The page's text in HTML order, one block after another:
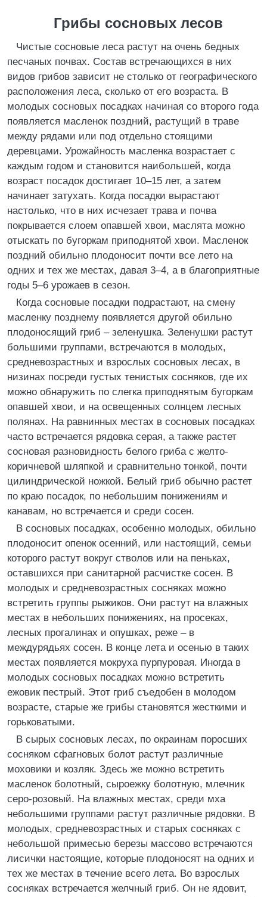
Грибы сосновых лесов
Чистые сосновые леса растут на очень бедных
песчаных почвах. Состав встречающихся в них
видов грибов зависит не столько от географического
расположения леса, сколько от его возраста. В
молодых сосновых посадках начиная со второго года
появляется масленок поздний, растущий в траве
между рядами или под отдельно стоящими
деревцами. Урожайность масленка возрастает с
каждым годом и становится наибольшей, когда
возраст посадок достигает 10–15 лет, а затем
начинает затухать. Когда посадки вырастают
настолько, что в них исчезает трава и почва
покрывается слоем опавшей хвои, маслята можно
отыскать по бугоркам приподнятой хвои. Масленок
поздний обильно плодоносит почти все лето на
одних и тех же местах, давая 3–4, а в благоприятные
годы 5–6 урожаев в сезон.
Когда сосновые посадки подрастают, на смену
масленку позднему появляется другой обильно
плодоносящий гриб – зеленушка. Зеленушки растут
большими группами, встречаются в молодых,
средневозрастных и взрослых сосновых лесах, в
низинах посреди густых тенистых сосняков, где их
можно обнаружить по слегка приподнятым бугоркам
опавшей хвои, и на освещенных солнцем лесных
полянах. На равнинных местах в сосновых посадках
часто встречается рядовка серая, а также растет
сосновая разновидность белого гриба с желто-
коричневой шляпкой и сравнительно тонкой, почти
цилиндрической ножкой. Белый гриб обычно растет
по краю посадок, по небольшим понижениям и
канавам, но встречается и среди сосен.
В сосновых посадках, особенно молодых, обильно
плодоносит опенок осенний, или настоящий, семьи
которого растут вокруг стволов или на пеньках,
оставшихся при санитарной расчистке сосен. В
молодых и средневозрастных сосняках можно
встретить группы рыжиков. Они растут на влажных
местах в небольших понижениях, на просеках,
лесных прогалинах и опушках, реже – в
междурядьях сосен. В конце лета и осенью в таких
местах появляется мокруха пурпуровая. Иногда в
молодых сосновых посадках можно встретить
ежовик пестрый. Этот гриб съедобен в молодом
возрасте, старые же грибы становятся жесткими и
горьковатыми.
В сырых сосновых лесах, по окраинам поросших
сосняком сфагновых болот растут различные
моховики и козляк. Здесь же можно встретить
масленок болотный, сыроежку болотную, млечник
серо-розовый. На влажных местах, среди мха
небольшими группами растут различные рядовки. В
молодых, средневозрастных и старых сосняках с
небольшой примесью березы массово встречаются
лисички настоящие, которые плодоносят на одних и
тех же местах в течение всего лета. Во взрослых
сосняках встречается желчный гриб. Он не ядовит,